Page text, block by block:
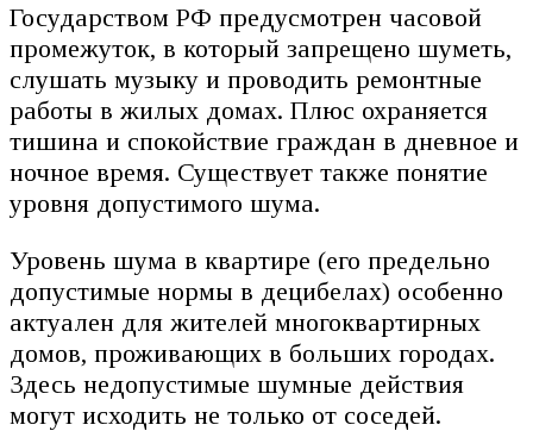
Государством РФ предусмотрен часовой
промежуток, в который запрещено шуметь,
слушать музыку и проводить ремонтные
работы в жилых домах. Плюс охраняется
тишина и спокойствие граждан в дневное и
ночное время. Существует также понятие
уровня допустимого шума.
Уровень шума в квартире (его предельно
допустимые нормы в децибелах) особенно
актуален для жителей многоквартирных
домов, проживающих в больших городах.
Здесь недопустимые шумные действия
могут исходить не только от соседей.